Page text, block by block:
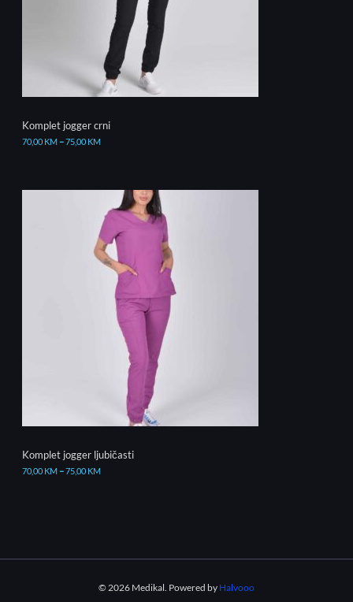
Komplet jogger crni
70,00 KM–75,00 KM
Komplet jogger ljubičasti
70,00 KM–75,00 KM
© 2026 Medikal. Powered by Halvooo